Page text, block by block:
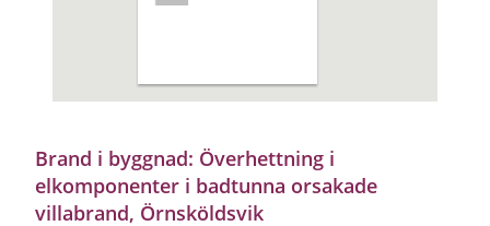
Brand i byggnad: Överhettning i
elkomponenter i badtunna orsakade
villabrand, Örnsköldsvik